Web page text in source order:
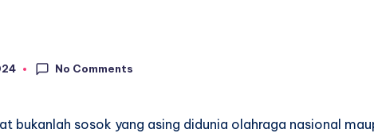
No Comments
bukanlah sosok yang asing didunia olahraga nasional